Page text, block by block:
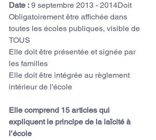
Date : 9 septembre 2013 - 2014Doit
Obligatoirement être affichée dans
toutes les écoles publiques, visible de
TOUS
Elle doit être présentée et signée par
les familles
Elle doit être intégrée au règlement
intérieur de l'école
Elle comprend 15 articles qui
expliquent le principe de la laïcité à
l’école